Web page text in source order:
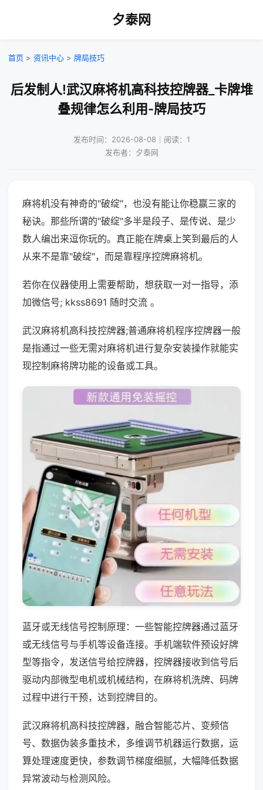
夕泰网
首页 > 资讯中心 > 牌局技巧
后发制人!武汉麻将机高科技控牌器_卡牌堆
叠规律怎么利用-牌局技巧
发布时间：2026-08-08｜阅读：1
发布者：夕泰网
麻将机没有神奇的"破绽"，也没有能让你稳赢三家的
秘诀。那些所谓的"破绽"多半是段子、是传说、是少
数人编出来逗你玩的。真正能在牌桌上笑到最后的人
从来不是靠"破绽"，而是靠程序控牌麻将机。
若你在仪器使用上需要帮助，想获取一对一指导，添
加微信号; kkss8691 随时交流 。
武汉麻将机高科技控牌器;普通麻将机程序控牌器一般
是指通过一些无需对麻将机进行复杂安装操作就能实
现控制麻将牌功能的设备或工具。
蓝牙或无线信号控制原理：一些智能控牌器通过蓝牙
或无线信号与手机等设备连接。手机端软件预设好牌
型等指令，发送信号给控牌器，控牌器接收到信号后
驱动内部微型电机或机械结构，在麻将机洗牌、码牌
过程中进行干预，达到控牌目的。
武汉麻将机高科技控牌器，融合智能芯片、变频信
号、数据伪装多重技术，多维调节机器运行数据，运
算处理速度更快，参数调节梯度细腻，大幅降低数据
异常波动与检测风险。